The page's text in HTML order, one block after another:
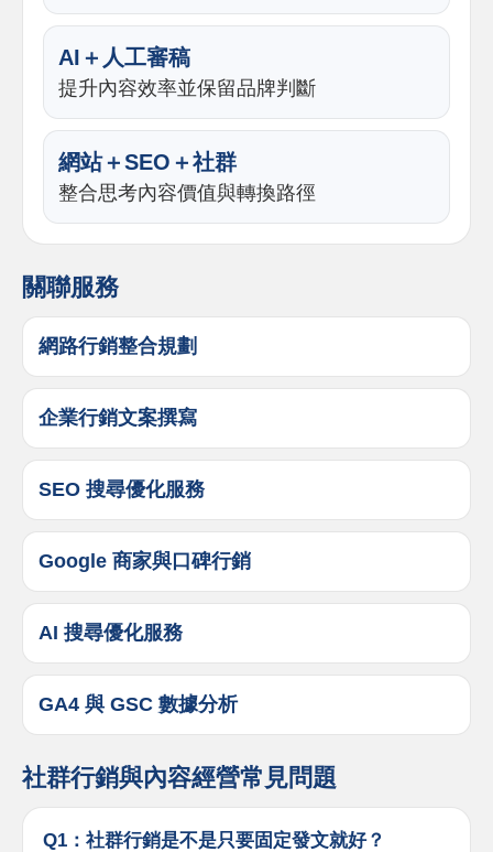
AI＋人工審稿
提升內容效率並保留品牌判斷
網站＋SEO＋社群
整合思考內容價值與轉換路徑
關聯服務
網路行銷整合規劃
企業行銷文案撰寫
SEO 搜尋優化服務
Google 商家與口碑行銷
AI 搜尋優化服務
GA4 與 GSC 數據分析
社群行銷與內容經營常見問題
Q1：社群行銷是不是只要固定發文就好？